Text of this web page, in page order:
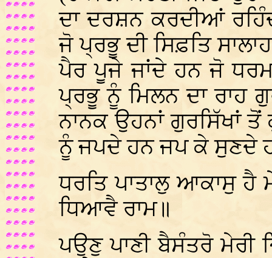
ਦਾ ਦਰਸ਼ਨ ਕਰਦੀਆਂ
ਜੋ ਪ੍ਰਭੂ ਦੀ ਸਿਫ਼ਤਿ
ਪੈਰ ਪੂਜੇ ਜਾਂਦੇ ਹਨ ਜੋ
ਪ੍ਰਭੂ ਨੂੰ ਮਿਲਨ ਦਾ ਰਾਹ
ਨਾਨਕ ਉਹਨਾਂ ਗੁਰਸਿੱਖਾਂ
ਨੂੰ ਜਪਦੇ ਹਨ ਜਪ ਕੇ ਸੁਣਦੇ
ਧਰਤਿ ਪਾਤਾਲੁ ਆਕਾਸੁ ਹੈ
ਧਿਆਵੈ ਰਾਮ॥
ਪਉਣੁ ਪਾਣੀ ਬੈਸੰਤਰੋ ਮੇਰੀ